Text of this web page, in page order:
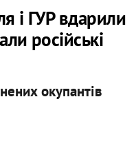
і ГУР вдарили
російські
окупантів